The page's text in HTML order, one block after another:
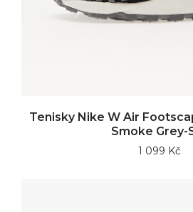
Tenisky Nike W Air
Smoke Grey-
1 099 Kč